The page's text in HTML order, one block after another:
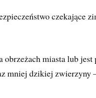
czekające
miasta lub jest
mniej dzikiej zwierzyny